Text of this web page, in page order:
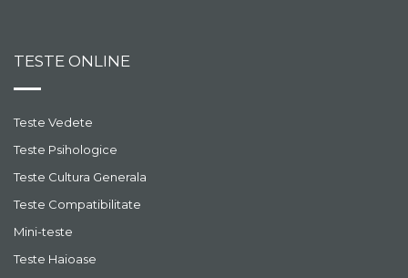
TESTE ONLINE
Teste Vedete
Teste Psihologice
Teste Cultura Generala
Teste Compatibilitate
Mini-teste
Teste Haioase